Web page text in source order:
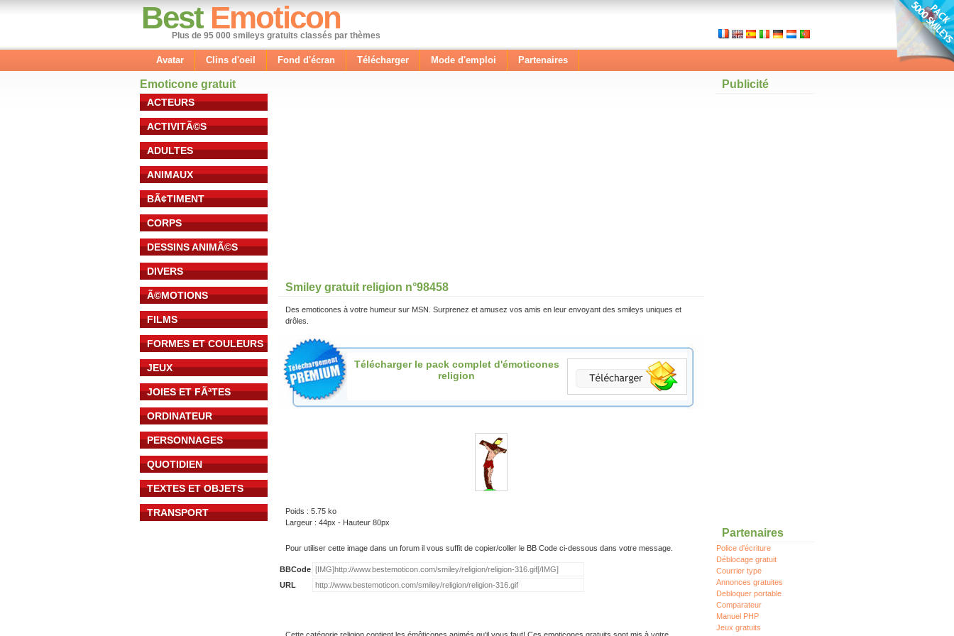
Best Emoticon
Plus de 95 000 smileys gratuits classés par thèmes
Avatar Clins d'oeil Fond d'écran Télécharger Mode d'emploi Partenaires
Emoticone gratuit
ACTEURS
ACTIVITÃ©S
ADULTES
ANIMAUX
BÃ¢TIMENT
CORPS
DESSINS ANIMÃ©S
DIVERS
Ã©MOTIONS
FILMS
FORMES ET COULEURS
JEUX
JOIES ET FÃªTES
ORDINATEUR
PERSONNAGES
QUOTIDIEN
TEXTES ET OBJETS
TRANSPORT
Smiley gratuit religion n°98458
Des emoticones à votre humeur sur MSN. Surprenez et amusez vos amis en leur envoyant des smileys uniques et
drôles.
Télécharger le pack complet d'émoticones
religion
Poids : 5.75 ko
Largeur : 44px - Hauteur 80px
Pour utiliser cette image dans un forum il vous suffit de copier/coller le BB Code ci-dessous dans votre message.
BBCode
URL
Publicité
Partenaires
Police d'écriture
Déblocage gratuit
Courrier type
Annonces gratuites
Debloquer portable
Comparateur
Manuel PHP
Jeux gratuits